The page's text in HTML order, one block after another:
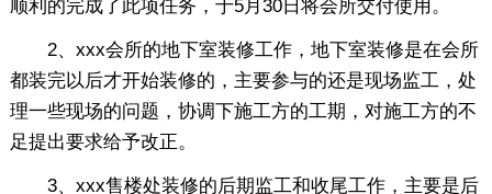
顺利的完成了此项任务，于5月30日将会所交付使用。
2、xxx会所的地下室装修工作，地下室装修是在会所
都装完以后才开始装修的，主要参与的还是现场监工，处
理一些现场的问题，协调下施工方的工期，对施工方的不
足提出要求给予改正。
3、xxx售楼处装修的后期监工和收尾工作，主要是后